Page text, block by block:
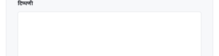
टिप्पणी